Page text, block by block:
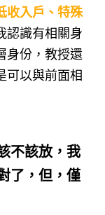
收入戶、特殊
認識有相關身
身份，教授還
可以與前面相
不該放，我
了，但，僅